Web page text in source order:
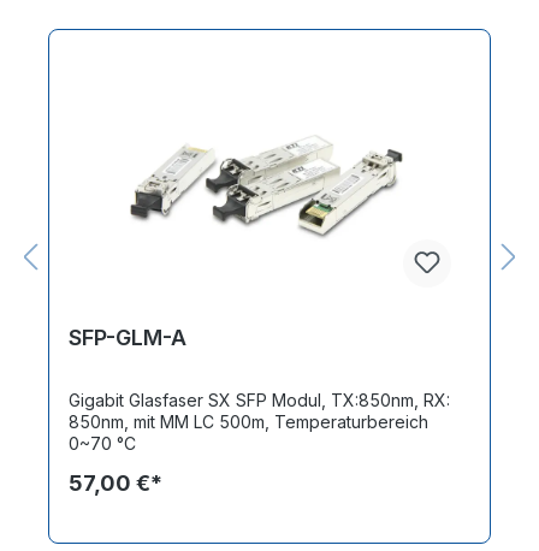
SFP-GLM-A
Gigabit Glasfaser SX SFP Modul, TX:850nm, RX:
850nm, mit MM LC 500m, Temperaturbereich
0~70 °C
57,00 €*